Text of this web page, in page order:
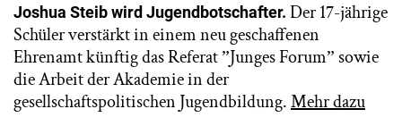
Joshua Steib wird Jugendbotschafter. Der 17-jährige
Schüler verstärkt in einem neu geschaffenen
Ehrenamt künftig das Referat ˮJunges Forumˮ sowie
die Arbeit der Akademie in der
gesellschaftspolitischen Jugendbildung.Mehr dazu